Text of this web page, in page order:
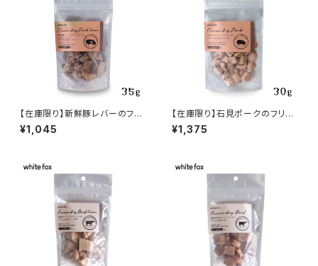
【在庫限り】新鮮豚レバーのフリ
ーズドライ35g whitefox
¥1,045
【在庫限り】石見ポークのフリー
ズドライ30g whitefox
¥1,375